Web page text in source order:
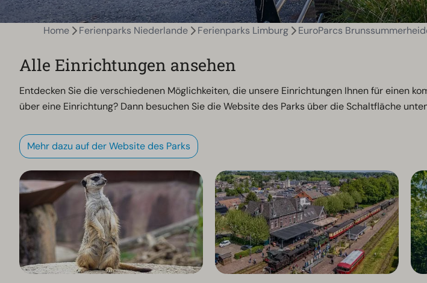
Home Ferienparks Niederlande Ferienparks Limburg EuroParcs
Alle Einrichtungen ansehen
Entdecken Sie die verschiedenen Möglichkeiten, die unsere Einrichtungen Ihnen für einen
über eine Einrichtung? Dann besuchen Sie die Website des Parks über die Schaltfläche
Mehr dazu auf der Website des Parks